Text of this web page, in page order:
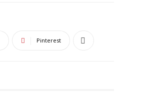
Pinterest